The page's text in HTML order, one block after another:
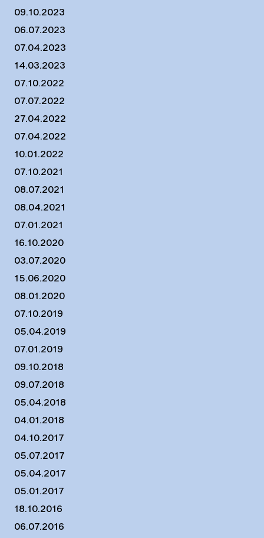
09.10.2023
06.07.2023
07.04.2023
14.03.2023
07.10.2022
07.07.2022
27.04.2022
07.04.2022
10.01.2022
07.10.2021
08.07.2021
08.04.2021
07.01.2021
16.10.2020
03.07.2020
15.06.2020
08.01.2020
07.10.2019
05.04.2019
07.01.2019
09.10.2018
09.07.2018
05.04.2018
04.01.2018
04.10.2017
05.07.2017
05.04.2017
05.01.2017
18.10.2016
06.07.2016